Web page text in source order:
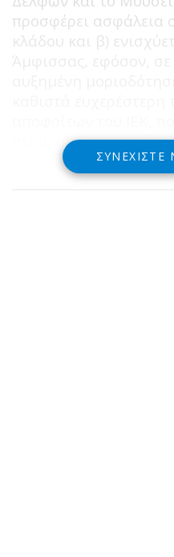
προσφέρει ασφάλεια
κλάδου και β)
περιοχής.
ΣΥΝΕΧΊΣΤΕ